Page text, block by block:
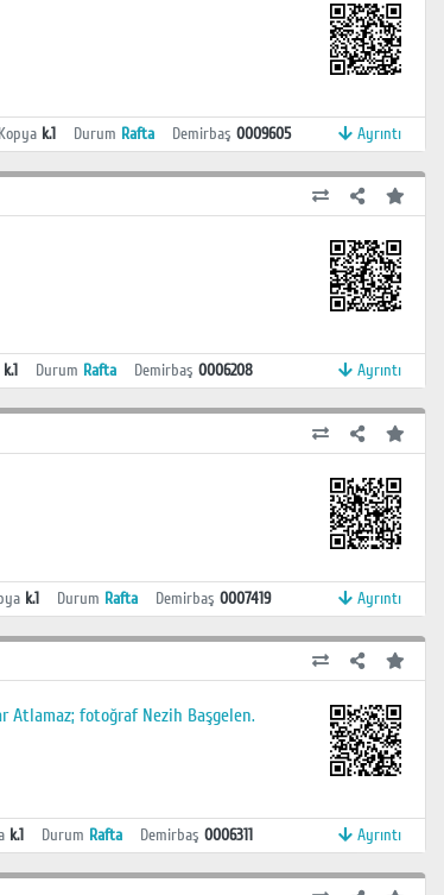
Kopya k.1 Durum Rafta Demirbaş 0009605 Ayrıntı
k.1 Durum Rafta Demirbaş 0006208 Ayrıntı
k.1 Durum Rafta Demirbaş 0007419 Ayrıntı
Atlamaz; fotoğraf Nezih Başgelen.
k.1 Durum Rafta Demirbaş 0006311 Ayrıntı